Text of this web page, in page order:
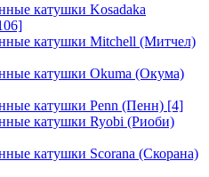
катушки Kosadaka
катушки Mitchell (Митчел)
катушки Okuma (Окума)
катушки Penn (Пенн) [4]
катушки Ryobi (Риоби)
катушки Scorana (Скорана)